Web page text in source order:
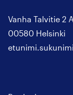
Vanha Talvitie 2
00580 Helsinki